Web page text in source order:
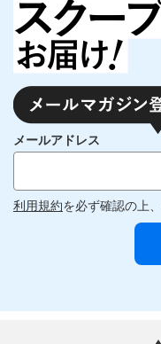
メールアドレス
利用規約を必ず確認の上